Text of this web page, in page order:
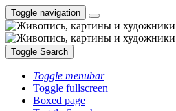
Toggle navigation
Toggle Search
Toggle menubar
Toggle fullscreen
Boxed page